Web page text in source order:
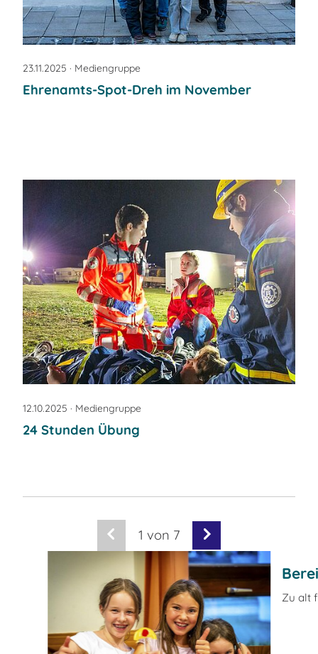
23.11.2025 · Mediengruppe
Ehrenamts-Spot-Dreh im November
12.10.2025 · Mediengruppe
24 Stunden Übung
1 von 7
Zu alt